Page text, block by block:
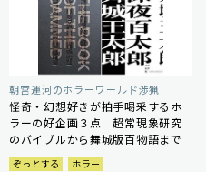
朝宮運河のホラーワールド渉猟
怪奇・幻想好きが拍手喝采するホ
ラーの好企画３点 超常現象研究
のバイブルから舞城版百物語まで
ぞっとする
ホラー